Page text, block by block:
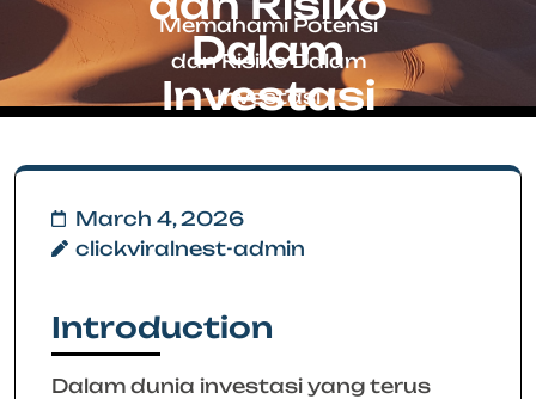
Dalam
Investasi
Memahami Potensi
dan Risiko Dalam
Investasi
March 4, 2026
clickviralnest-admin
Introduction
Dalam dunia investasi yang terus